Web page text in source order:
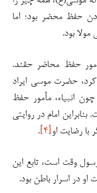
حفظ محضر بود؛ اما
بود.
حفظ محاضر حقند.
حضرت موسی ایراد
انبیاء، مأمور حفظ
امام در روایتی
رضایت او [۴] .
وقت است، تابع این
در اسرار باطن بود.